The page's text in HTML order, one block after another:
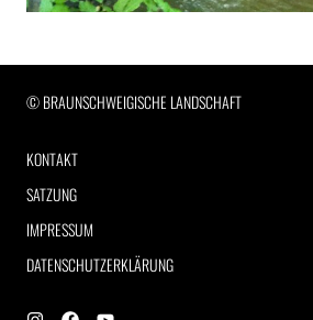
RECHTLICHE INFORMATIONEN
© BRAUNSCHWEIGISCHE LANDSCHAFT
KONTAKT
SATZUNG
IMPRESSUM
DATENSCHUTZERKLÄRUNG